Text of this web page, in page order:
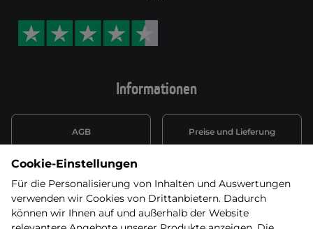
Informationen
AGB Preise und Lieferung
Datenschutzerklärung
DSGVO
Wiederufsbelehrung mit Link
Batterieentsorgung
Cookie-Einstellungen
Für die Personalisierung von Inhalten und Auswertungen
verwenden wir Cookies von Drittanbietern. Dadurch
können wir Ihnen auf und außerhalb der Website